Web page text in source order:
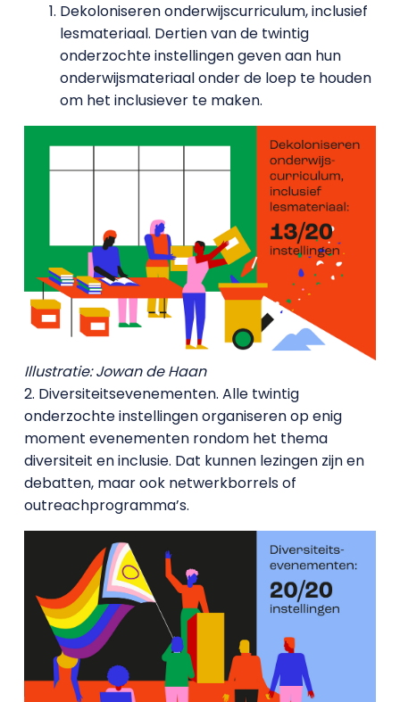
Dekoloniseren onderwijscurriculum, inclusief
lesmateriaal. Dertien van de twintig
onderzochte instellingen geven aan hun
onderwijsmateriaal onder de loep te houden
om het inclusiever te maken.
Illustratie: Jowan de Haan
2. Diversiteitsevenementen. Alle twintig
onderzochte instellingen organiseren op enig
moment evenementen rondom het thema
diversiteit en inclusie. Dat kunnen lezingen zijn en
debatten, maar ook netwerkborrels of
outreachprogramma’s.